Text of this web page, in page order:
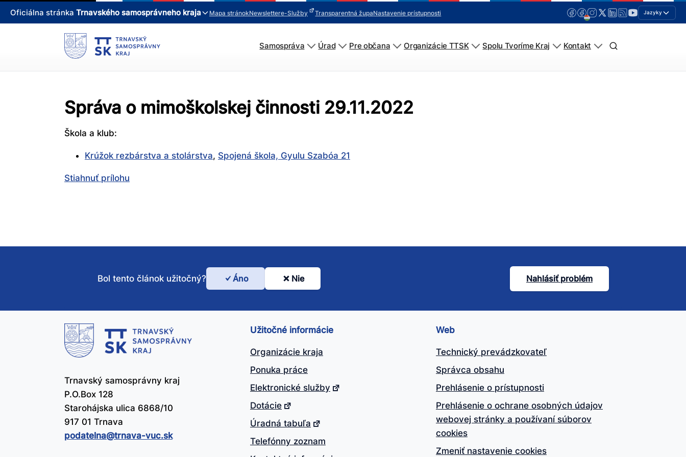
Oficiálna stránka Trnavského samosprávneho kraja Mapa stránokNewslettere-Služby Transparentná župaNastavenie prístupnosti Jazyky
Samospráva Úrad Pre občana Organizácie TTSK Spolu Tvoríme Kraj Kontakt
Správa o mimoškolskej činnosti 29.11.2022
Škola a klub:
Krúžok rezbárstva a stolárstva, Spojená škola, Gyulu Szabóa 21
Stiahnuť prílohu
Bol
tento
článok
užitočný?
Bol tento článok užitočný? Áno Nie Nahlásiť problém
Trnavský samosprávny kraj
P.O.Box 128
Starohájska ulica 6868/10
917 01 Trnava
podatelna@​trnava-vuc.sk
Užitočné informácie
Organizácie kraja
Ponuka práce
Elektronické služby
Dotácie
Úradná tabuľa
Telefónny zoznam
Web
Technický prevádzkovateľ
Správca obsahu
Prehlásenie o prístupnosti
Prehlásenie o ochrane osobných údajov
webovej stránky a používaní súborov
cookies
Zmeniť nastavenie cookies